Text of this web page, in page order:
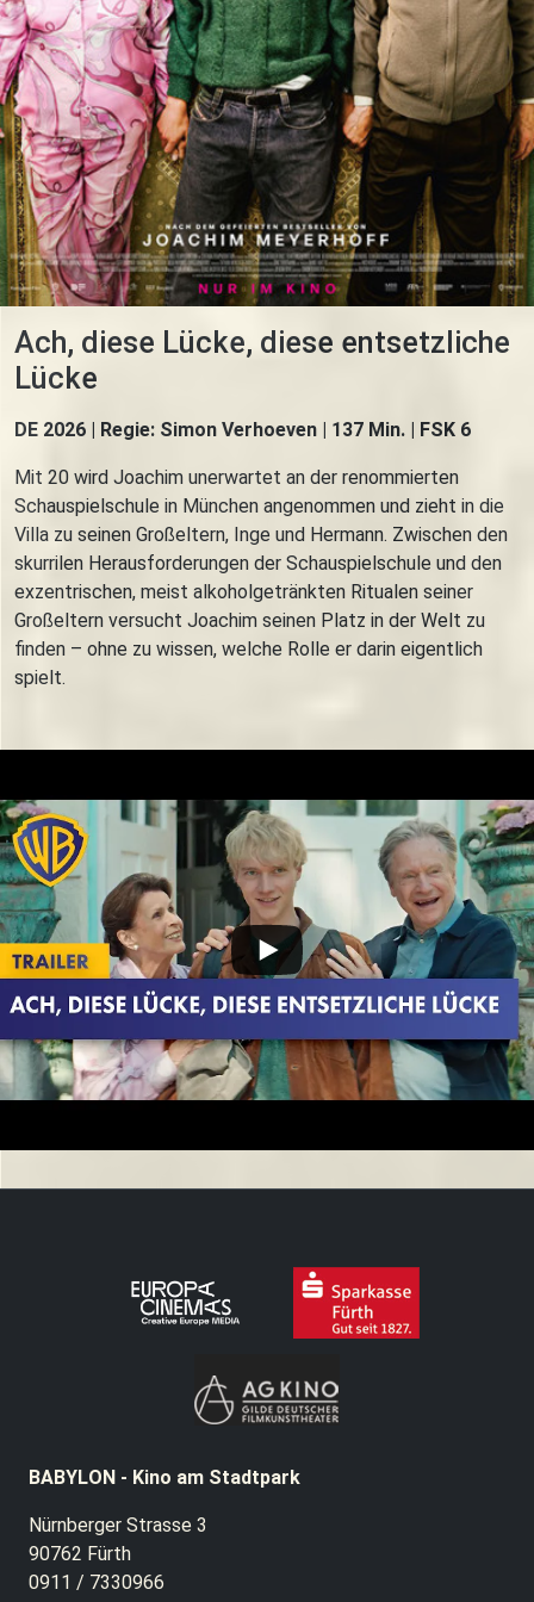
Ach, diese Lücke, diese entsetzliche
Lücke
DE 2026 | Regie: Simon Verhoeven | 137 Min. | FSK 6
Mit 20 wird Joachim unerwartet an der renommierten
Schauspielschule in München angenommen und zieht in die
Villa zu seinen Großeltern, Inge und Hermann. Zwischen den
skurrilen Herausforderungen der Schauspielschule und den
exzentrischen, meist alkoholgetränkten Ritualen seiner
Großeltern versucht Joachim seinen Platz in der Welt zu
finden – ohne zu wissen, welche Rolle er darin eigentlich
spielt.
BABYLON - Kino am Stadtpark
Nürnberger Strasse 3
90762 Fürth
0911 / 7330966